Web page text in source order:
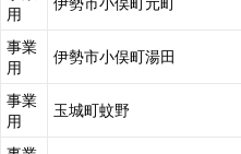
用
事業
用
伊勢市小俣町湯田
事業
用
玉城町蚊野